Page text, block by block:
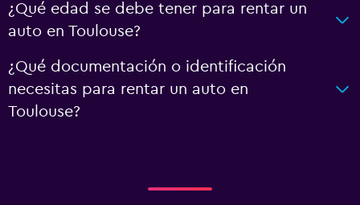
¿Qué edad se debe tener para rentar un
auto en Toulouse?
¿Qué documentación o identificación
necesitas para rentar un auto en
Toulouse?